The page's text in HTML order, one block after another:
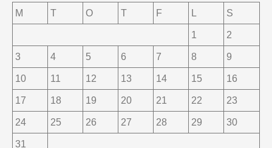
M
T O T F L S
1 2
3 4 5 6 7 8 9
10 11 12 13 14 15 16
17 18 19 20 21 22 23
24 25 26 27 28 29 30
31